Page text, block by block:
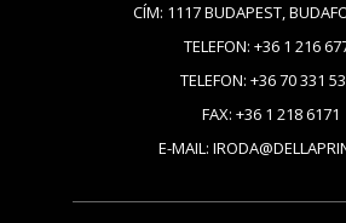
CÍM: 1117 BUDAPEST,
TELEFON: +36 1 216
TELEFON: +36 70 331
FAX: +36 1 218 6171
E-MAIL: